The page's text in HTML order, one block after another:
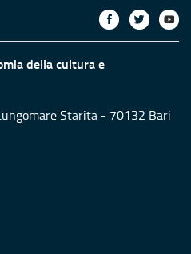
della cultura e
Starita - 70132 Bari